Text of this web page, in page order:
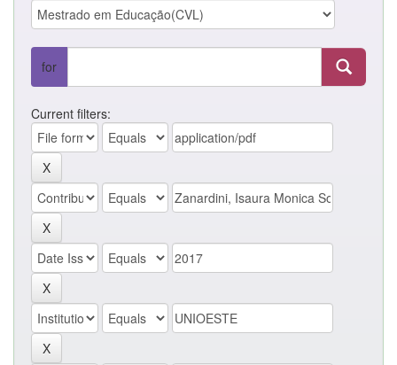
for
Current filters: